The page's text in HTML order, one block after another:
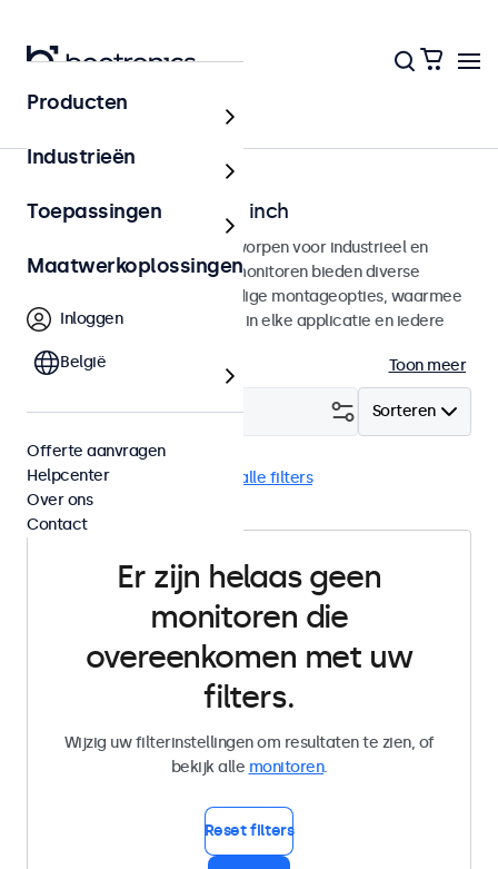
Home
Monitoren van 7 tot 32 inch
Professionele monitoren ontworpen voor industrieel en
commercieel gebruik. Deze monitoren bieden diverse
videoaansluitingen en veelzijdige montageopties, waarmee
ze naadloos te integreren zijn in elke applicatie en iedere
Toon meer
Sorteren
Filter (0)
USB-C Panel mount Wis alle filters
Er zijn helaas geen
monitoren die
overeenkomen met uw
filters.
Wijzig uw filterinstellingen om resultaten te zien, of
bekijk alle monitoren.
Reset filters
Producten
Industrieën
Toepassingen
Maatwerkoplossingen
Inloggen
België
Offerte aanvragen
Helpcenter
Over ons
Contact